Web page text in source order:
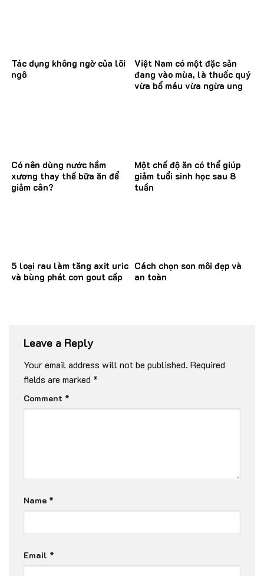
Tác dụng không ngờ của lõi
ngô
Việt Nam có một đặc sản
đang vào mùa, là thuốc quý
vừa bổ máu vừa ngừa ung
Có nên dùng nước hầm
xương thay thế bữa ăn để
giảm cân?
Một chế độ ăn có thể giúp
giảm tuổi sinh học sau 8
tuần
5 loại rau làm tăng axit uric
và bùng phát cơn gout cấp
Cách chọn son môi đẹp và
an toàn
Leave a Reply
Your email address will not be published. Required
fields are marked *
Comment *
Name *
Email *